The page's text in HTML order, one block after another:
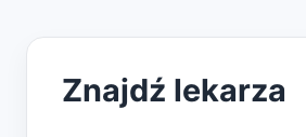
Znajdź lekarza